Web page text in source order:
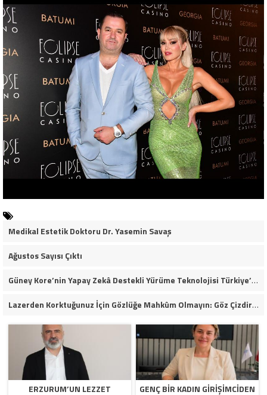
Medikal Estetik Doktoru Dr. Yasemin Savaş
Ağustos Sayısı Çıktı
Güney Kore’nin Yapay Zekâ Destekli Yürüme Teknolojisi Türkiye’de
Lazerden Korktuğunuz İçin Gözlüğe Mahkûm Olmayın: Göz Çizdirme Eskide Kaldı
ERZURUM’UN LEZZET
GENÇ BİR KADIN GİRİŞİMCİDEN